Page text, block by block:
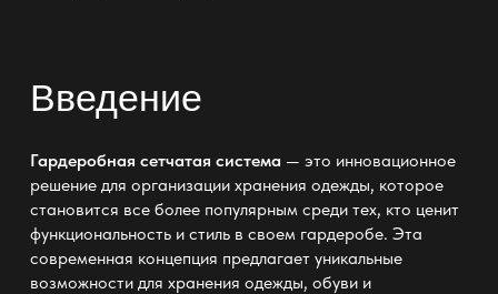
Введение
Гардеробная сетчатая система — это инновационное
решение для организации хранения одежды, которое
становится все более популярным среди тех, кто ценит
функциональность и стиль в своем гардеробе. Эта
современная концепция предлагает уникальные
возможности для хранения одежды, обуви и